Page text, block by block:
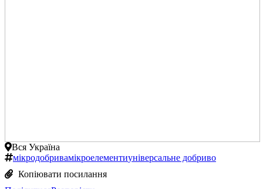
Вся Україна
мікродобривамікроелементиуніверсальне добриво
Копіювати посилання